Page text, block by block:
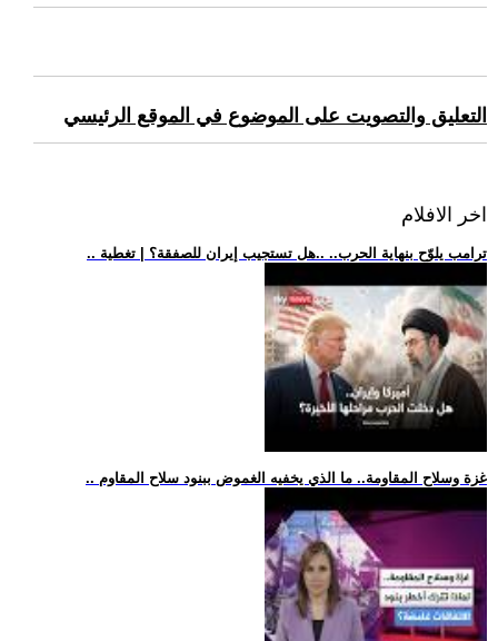
التعليق والتصويت على الموضوع في الموقع الرئيسي
اخر الافلام
.. ترامب يلوّح بنهاية الحرب.. ..هل تستجيب إيران للصفقة؟ | تغطية
.. غزة وسلاح المقاومة.. ما الذي يخفيه الغموض ببنود سلاح المقاوم